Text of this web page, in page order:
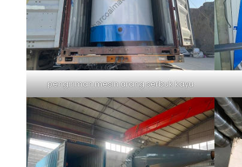
pengiriman mesin arang serbuk kayu